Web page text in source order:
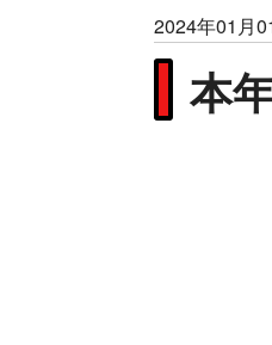
2024年01月
本